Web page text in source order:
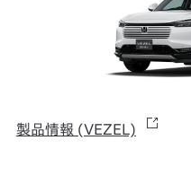
製品情報 (VEZEL)